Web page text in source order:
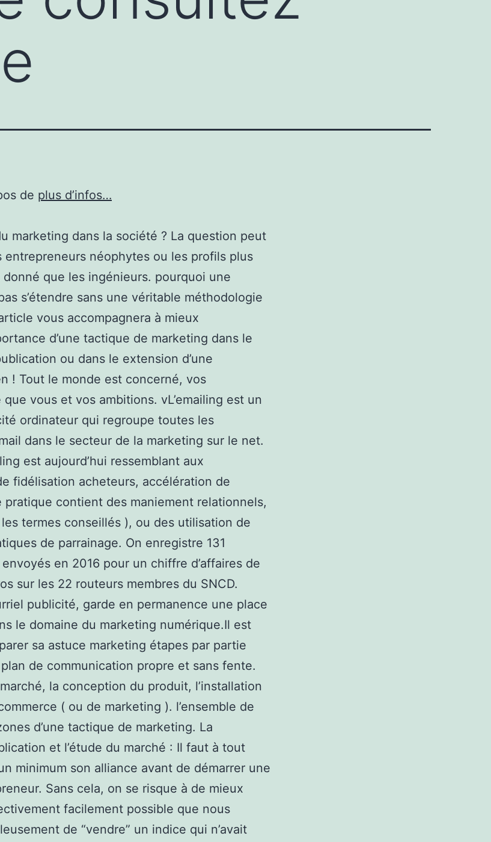
de plus d’infos…
marketing dans la société ? La question peut
entrepreneurs néophytes ou les profils plus
que les ingénieurs. pourquoi une
s’étendre sans une véritable méthodologie
vous accompagnera à mieux
d’une tactique de marketing dans le
ou dans le extension d’une
! Tout le monde est concerné, vos
vous et vos ambitions. vL’emailing est un
ordinateur qui regroupe toutes les
dans le secteur de la marketing sur le net.
est aujourd’hui ressemblant aux
fidélisation acheteurs, accélération de
contient des maniement relationnels,
termes conseillés ), ou des utilisation de
de parrainage. On enregistre 131
envoyés en 2016 pour un chiffre d’affaires de
sur les 22 routeurs membres du SNCD.
publicité, garde en permanence une place
le domaine du marketing numérique.Il est
sa astuce marketing étapes par partie
de communication propre et sans fente.
la conception du produit, l’installation
( ou de marketing ). l’ensemble de
d’une tactique de marketing. La
et l’étude du marché : Il faut à tout
minimum son alliance avant de démarrer une
Sans cela, on se risque à de mieux
facilement possible que nous
de “vendre” un indice qui n’avait